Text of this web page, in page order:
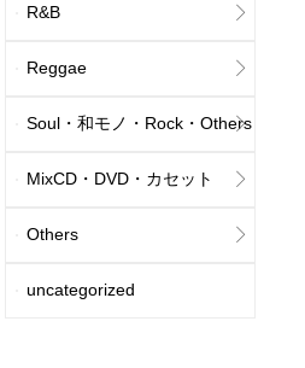
R&B
Reggae
Soul・和モノ・Rock・Others
MixCD・DVD・カセット
Others
uncategorized